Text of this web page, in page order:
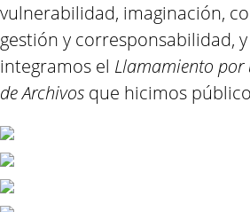
vulnerabilidad, imaginación,
gestión y corresponsabilidad,
integramos el Llamamiento por
de Archivos que hicimos